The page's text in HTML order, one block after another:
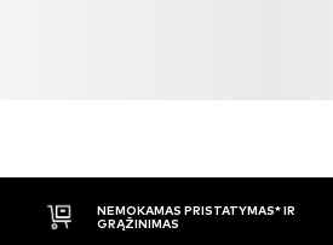
NEMOKAMAS PRISTATYMAS* IR
GRĄŽINIMAS